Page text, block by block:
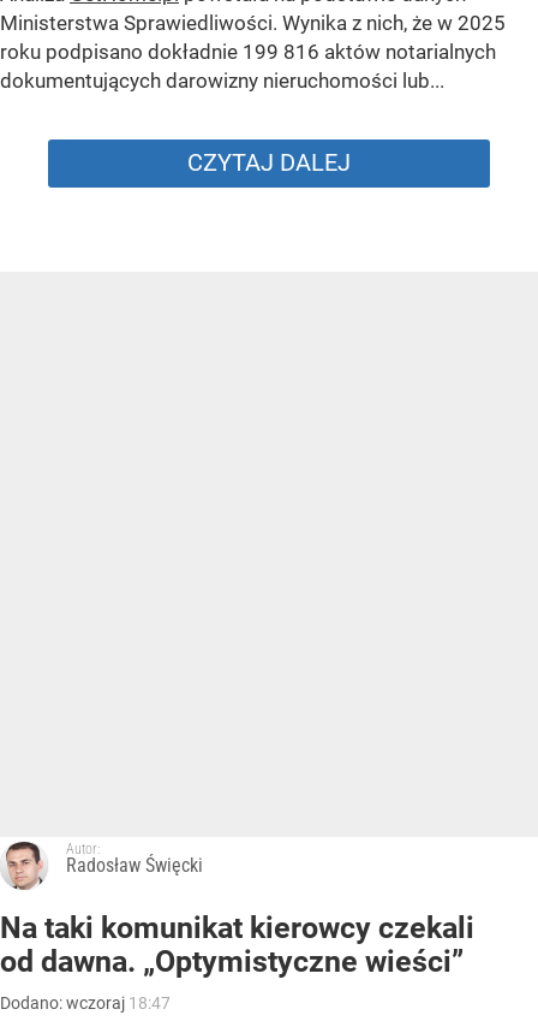
Ministerstwa Sprawiedliwości. Wynika z nich, że w 2025
roku podpisano dokładnie 199 816 aktów notarialnych
dokumentujących darowizny nieruchomości lub...
CZYTAJ DALEJ
Autor:
Radosław Święcki
Na taki komunikat kierowcy czekali
od dawna. „Optymistyczne wieści”
Dodano:wczoraj 18:47